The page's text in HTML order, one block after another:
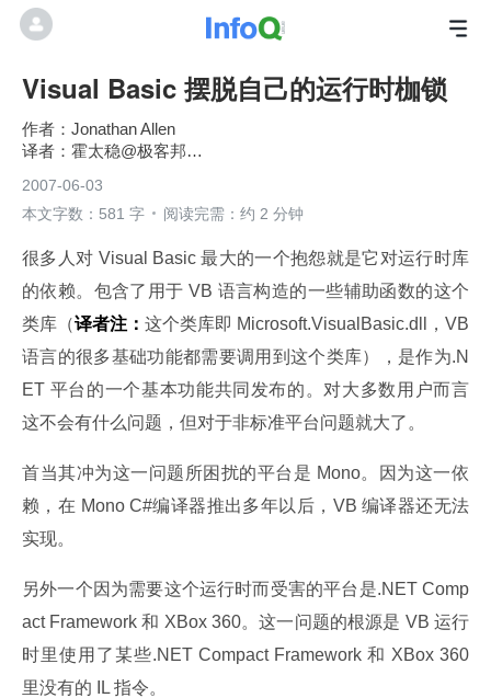
Visual Basic 摆脱自己的运行时枷锁
Jonathan Allen
霍太稳@极客邦科技
2007-06-03
本文字数：581 字
阅读完需：约 2 分钟
很多人对 Visual Basic 最大的一个抱怨就是它对运行时库
的依赖。包含了用于 VB 语言构造的一些辅助函数的这个
类库（译者注： 这个类库即 Microsoft.VisualBasic.dll，VB
语言的很多基础功能都需要调用到这个类库），是作为.N
ET 平台的一个基本功能共同发布的。对大多数用户而言
这不会有什么问题，但对于非标准平台问题就大了。
首当其冲为这一问题所困扰的平台是 Mono。因为这一依
赖，在 Mono C#编译器推出多年以后，VB 编译器还无法
实现。
另外一个因为需要这个运行时而受害的平台是.NET Comp
act Framework 和 XBox 360。这一问题的根源是 VB 运行
时里使用了某些.NET Compact Framework 和 XBox 360
里没有的 IL 指令。